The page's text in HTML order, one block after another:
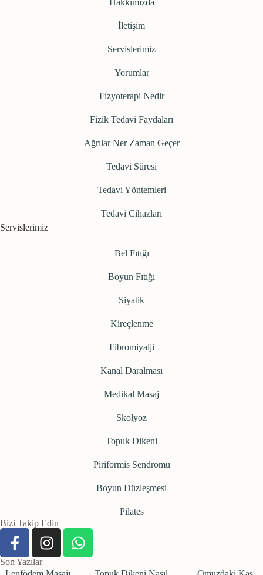
Hakkımızda
İletişim
Servislerimiz
Yorumlar
Fizyoterapi Nedir
Fizik Tedavi Faydaları
Ağrılar Ner Zaman Geçer
Tedavi Süresi
Tedavi Yöntemleri
Tedavi Cihazları
Servislerimiz
Bel Fıtığı
Boyun Fıtığı
Siyatik
Kireçlenme
Fibromiyalji
Kanal Daralması
Medikal Masaj
Skolyoz
Topuk Dikeni
Piriformis Sendromu
Boyun Düzleşmesi
Pilates
Bizi Takip Edin
Son Yazılar